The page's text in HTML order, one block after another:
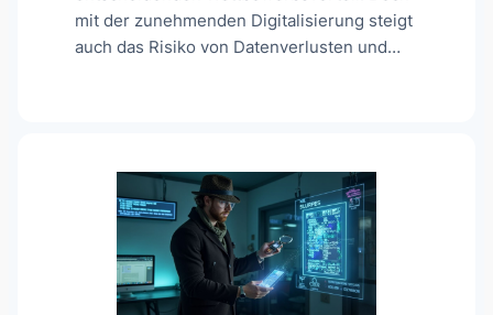
mit der zunehmenden Digitalisierung steigt
auch das Risiko von Datenverlusten und…